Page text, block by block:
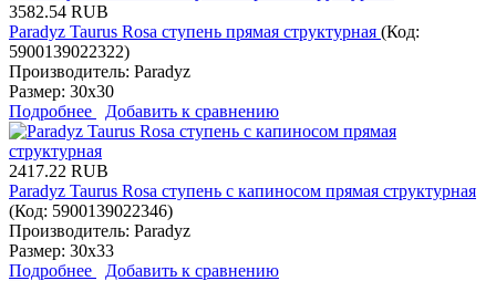
3582.54 RUB
Paradyz Taurus Rosa ступень прямая структурная (Код:
5900139022322)
Производитель: Paradyz
Размер: 30x30
Подробнее
Добавить к сравнению
2417.22 RUB
Paradyz Taurus Rosa ступень с капиносом прямая структурная
(Код: 5900139022346)
Производитель: Paradyz
Размер: 30x33
Подробнее
Добавить к сравнению